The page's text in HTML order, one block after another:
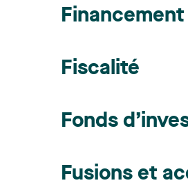
Fiscalité
Fonds
Fusions et